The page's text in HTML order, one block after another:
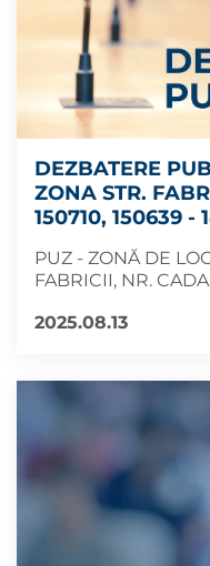
DEZBATERE
ZONA STR.
150710, 150639 -
PUZ - ZONĂ DE
FABRICII, NR.
2025.08.13